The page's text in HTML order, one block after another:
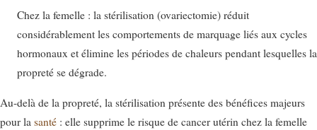
Chez la femelle : la stérilisation (ovariectomie) réduit
considérablement les comportements de marquage liés aux cycles
hormonaux et élimine les périodes de chaleurs pendant lesquelles la
propreté se dégrade.
Au-delà de la propreté, la stérilisation présente des bénéfices majeurs
pour la santé : elle supprime le risque de cancer utérin chez la femelle